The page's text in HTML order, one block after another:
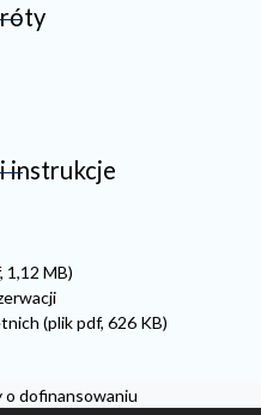
instrukcje
1,12 MB)
(plik pdf, 626 KB)